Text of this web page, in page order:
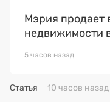
Мэрия продает
недвижимости
5 часов назад
Статья 10 часов назад